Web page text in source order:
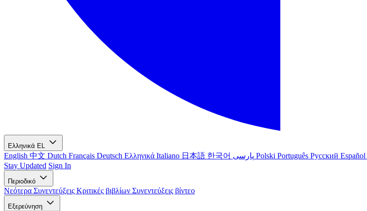
Ελληνικά EL
English 中文 Dutch Français Deutsch Ελληνικά Italiano 日本語 한국어 Polski Português Русский Español
Stay Updated Sign In
Περιοδικό
Νεότερα Συνεντεύξεις Κριτικές βιβλίων Συνεντεύξεις βίντεο
Εξερεύνηση